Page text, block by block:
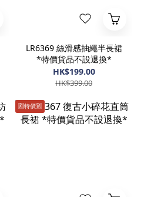
LR6369 絲滑感抽繩半長裙
*特價貨品不設退換*
HK$199.00
HK$399.00
🈹️特價🈹️